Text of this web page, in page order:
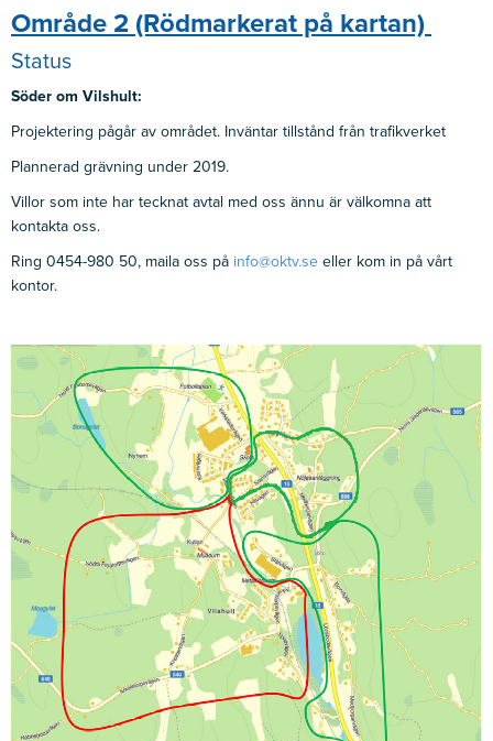
Område 2 (Rödmarkerat på kartan)
Status
Söder om Vilshult:
Projektering pågår av området. Inväntar tillstånd från trafikverket
Plannerad grävning under 2019.
Villor som inte har tecknat avtal med oss ännu är välkomna att
kontakta oss.
Ring 0454-980 50, maila oss på info@oktv.se eller kom in på vårt
kontor.